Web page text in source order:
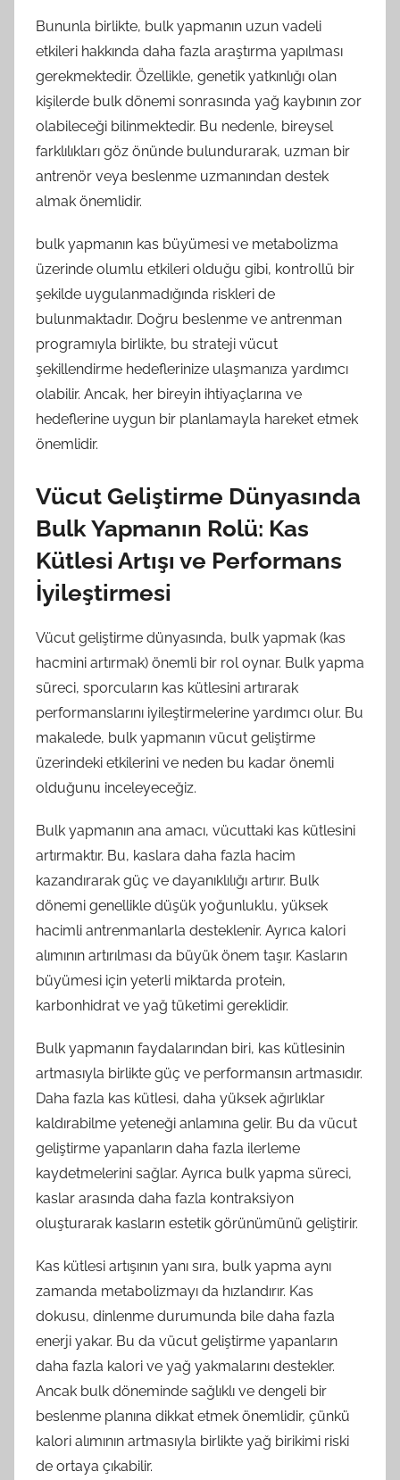
Bununla birlikte, bulk yapmanın uzun vadeli
etkileri hakkında daha fazla araştırma yapılması
gerekmektedir. Özellikle, genetik yatkınlığı olan
kişilerde bulk dönemi sonrasında yağ kaybının zor
olabileceği bilinmektedir. Bu nedenle, bireysel
farklılıkları göz önünde bulundurarak, uzman bir
antrenör veya beslenme uzmanından destek
almak önemlidir.
bulk yapmanın kas büyümesi ve metabolizma
üzerinde olumlu etkileri olduğu gibi, kontrollü bir
şekilde uygulanmadığında riskleri de
bulunmaktadır. Doğru beslenme ve antrenman
programıyla birlikte, bu strateji vücut
şekillendirme hedeflerinize ulaşmanıza yardımcı
olabilir. Ancak, her bireyin ihtiyaçlarına ve
hedeflerine uygun bir planlamayla hareket etmek
önemlidir.
Vücut Geliştirme Dünyasında
Bulk Yapmanın Rolü: Kas
Kütlesi Artışı ve Performans
İyileştirmesi
Vücut geliştirme dünyasında, bulk yapmak (kas
hacmini artırmak) önemli bir rol oynar. Bulk yapma
süreci, sporcuların kas kütlesini artırarak
performanslarını iyileştirmelerine yardımcı olur. Bu
makalede, bulk yapmanın vücut geliştirme
üzerindeki etkilerini ve neden bu kadar önemli
olduğunu inceleyeceğiz.
Bulk yapmanın ana amacı, vücuttaki kas kütlesini
artırmaktır. Bu, kaslara daha fazla hacim
kazandırarak güç ve dayanıklılığı artırır. Bulk
dönemi genellikle düşük yoğunluklu, yüksek
hacimli antrenmanlarla desteklenir. Ayrıca kalori
alımının artırılması da büyük önem taşır. Kasların
büyümesi için yeterli miktarda protein,
karbonhidrat ve yağ tüketimi gereklidir.
Bulk yapmanın faydalarından biri, kas kütlesinin
artmasıyla birlikte güç ve performansın artmasıdır.
Daha fazla kas kütlesi, daha yüksek ağırlıklar
kaldırabilme yeteneği anlamına gelir. Bu da vücut
geliştirme yapanların daha fazla ilerleme
kaydetmelerini sağlar. Ayrıca bulk yapma süreci,
kaslar arasında daha fazla kontraksiyon
oluşturarak kasların estetik görünümünü geliştirir.
Kas kütlesi artışının yanı sıra, bulk yapma aynı
zamanda metabolizmayı da hızlandırır. Kas
dokusu, dinlenme durumunda bile daha fazla
enerji yakar. Bu da vücut geliştirme yapanların
daha fazla kalori ve yağ yakmalarını destekler.
Ancak bulk döneminde sağlıklı ve dengeli bir
beslenme planına dikkat etmek önemlidir, çünkü
kalori alımının artmasıyla birlikte yağ birikimi riski
de ortaya çıkabilir.